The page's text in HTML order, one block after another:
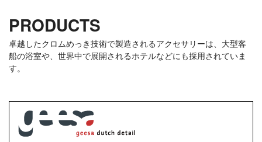
PRODUCTS
卓越したクロムめっき技術で製造されるアクセサリーは、大型客
船の浴室や、世界中で展開されるホテルなどにも採用されていま
す。